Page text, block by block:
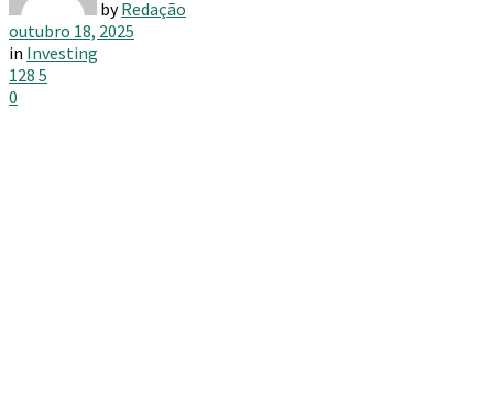
by Redação
outubro 18, 2025
in Investing
128 5
0